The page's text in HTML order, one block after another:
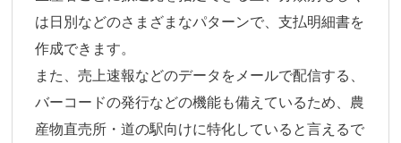
は日別などのさまざまなパターンで、支払明細書を
作成できます。
また、売上速報などのデータをメールで配信する、
バーコードの発行などの機能も備えているため、農
産物直売所・道の駅向けに特化していると言えるで